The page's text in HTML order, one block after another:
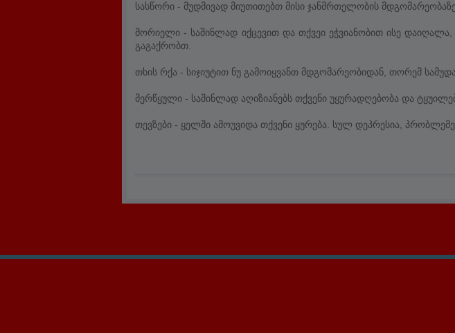
სასწორი - მუდმივად მიუთითებთ მისი ჯანმრთელობის
მორიელი - საშინლად იქცევით და თქვეი ეჭვიანობით ისე
გაგაქრობთ.
თხის რქა - სიჯიუტით ნუ გამოიყვანთ მდგომარეობიდან, თორემ
მერწყული - საშინლად აღიზიანებს თქვენი უყურადღებობა და
თევზები - ყელში ამოუვიდა თქვენი ყურება. სულ დეპრესია,